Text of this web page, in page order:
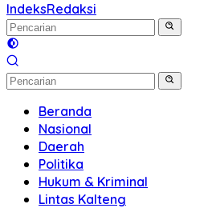
IndeksRedaksi
Beranda
Nasional
Daerah
Politika
Hukum & Kriminal
Lintas Kalteng